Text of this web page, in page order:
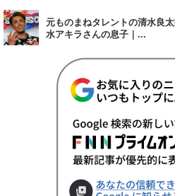
元ものまねタレントの清水良
水アキラさんの息子｜...